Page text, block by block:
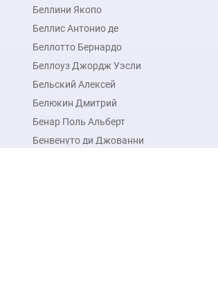
Беллини Якопо
Беллис Антонио де
Беллотто Бернардо
Беллоуз Джордж Уэсли
Бельский Алексей
Белюкин Дмитрий
Бенар Поль Альберт
Бенвенуто ди Джованни